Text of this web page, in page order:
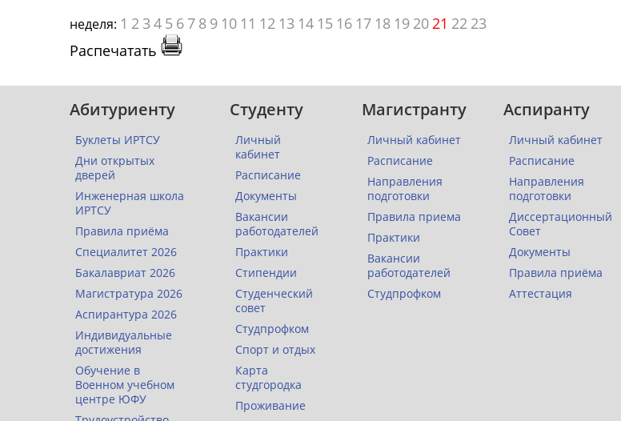
неделя: 1 2 3 4 5 6 7 8 9 10 11 12 13 14 15 16 17 18 19 2021 22 23
Распечатать
Абитуриенту
Буклеты ИРТСУ
Дни открытых
дверей
Инженерная школа
ИРТСУ
Правила приёма
Специалитет 2026
Бакалавриат 2026
Магистратура 2026
Аспирантура 2026
Индивидуальные
достижения
Обучение в
Военном учебном
центре ЮФУ
Студенту
Личный
кабинет
Расписание
Документы
Вакансии
работодателей
Практики
Стипендии
Студенческий
совет
Студпрофком
Спорт и отдых
Карта
студгородка
Проживание
Магистранту
Личный кабинет
Расписание
Направления
подготовки
Правила приема
Практики
Вакансии
работодателей
Студпрофком
Аспиранту
Личный кабинет
Расписание
Направления
подготовки
Диссертационный
Совет
Документы
Правила приёма
Аттестация